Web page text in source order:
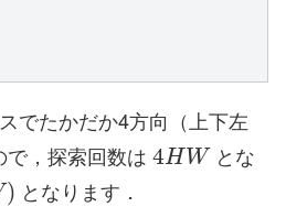
でたかだか4方向（上下左
，探索回数は 4HWとな
)
となります．